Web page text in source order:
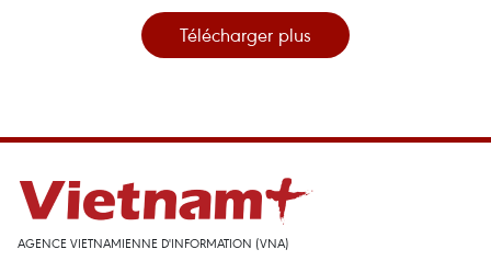
Télécharger plus
AGENCE VIETNAMIENNE D'INFORMATION (VNA)